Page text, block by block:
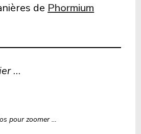
de Phormium
…
pour zoomer …